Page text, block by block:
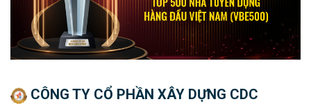
CÔNG TY CỔ PHẦN XÂY DỰNG CDC